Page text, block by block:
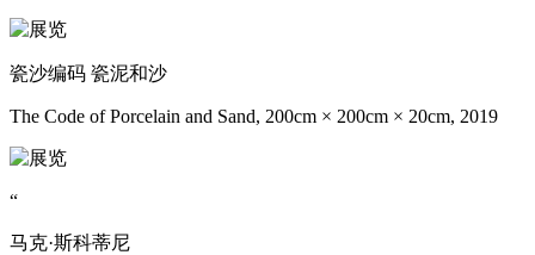
瓷沙编码 瓷泥和沙
The Code of Porcelain and Sand, 200cm × 200cm × 20cm, 2019
“
马克·斯科蒂尼